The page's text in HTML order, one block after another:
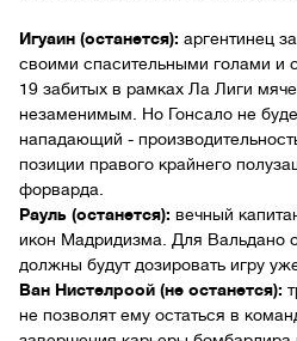
Игуаин (останется): аргентинец
своими спасительными голами и
19 забитых в рамках Ла Лиги
незаменимым. Но Гонсало не
нападающий -
позиции правого крайнего
форварда.
Рауль (останется): вечный
икон Мадридизма. Для Вальдано
должны будут дозировать игру
Ван Нистелроой (не останется):
не позволят ему остаться в